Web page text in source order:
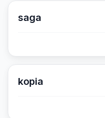
saga
kopia